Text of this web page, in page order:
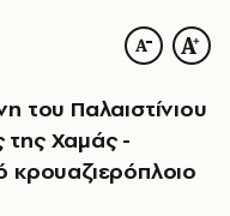
του Παλαιστίνιου
Χαμάς -
κρουαζιερόπλοιο